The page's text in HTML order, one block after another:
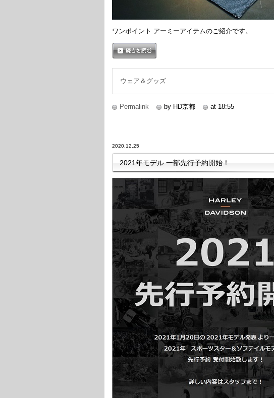
ワンポイント アーミーアイテムのご紹介です。
ウェア＆グッズ
Permalink by HD京都 at 18:55
2020.12.25
2021年モデル 一部先行予約開始！